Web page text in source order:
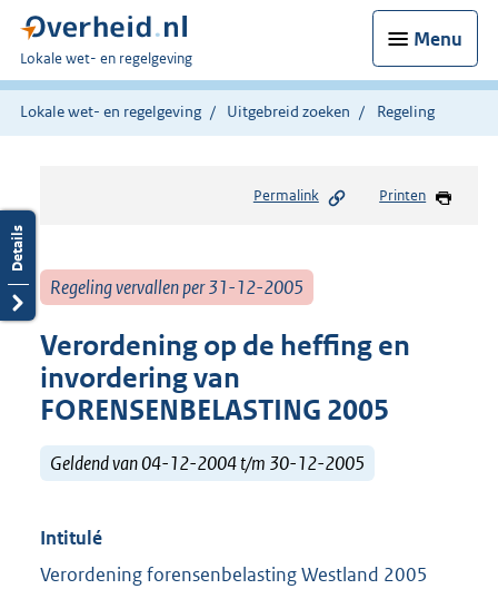
Menu
U
bent
hier:
Lokale wet- en regelgeving
Lokale wet- en regelgeving Uitgebreid zoeken Regeling
Permalink Printen
Regeling vervallen per 31-12-2005
Verordening op de heffing en
invordering van
FORENSENBELASTING 2005
Geldend van 04-12-2004 t/m 30-12-2005
Intitulé
Verordening forensenbelasting Westland 2005